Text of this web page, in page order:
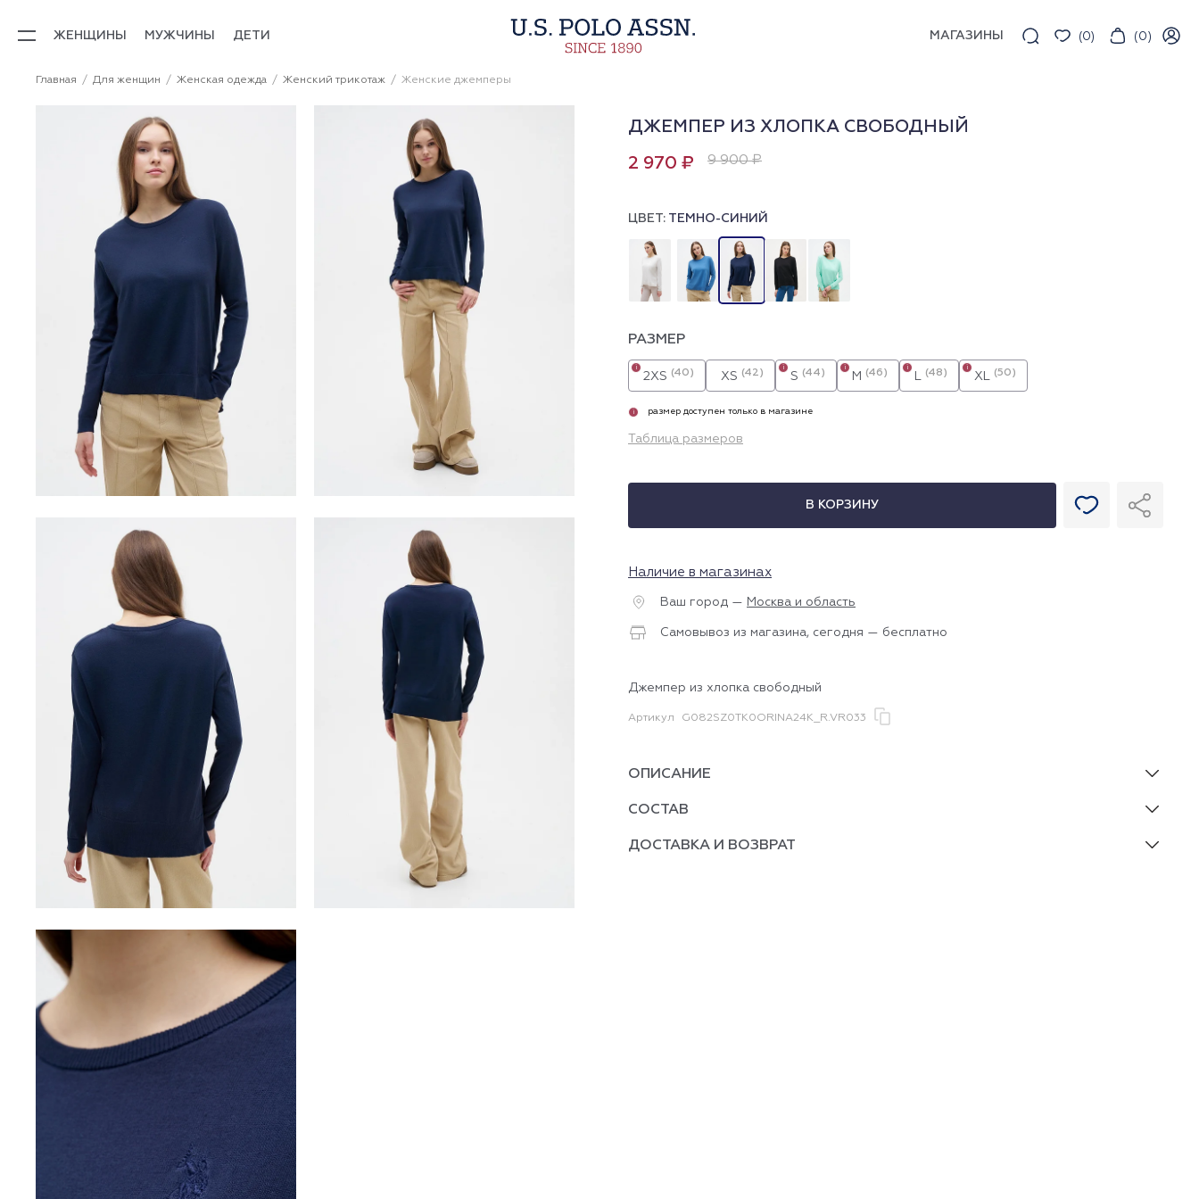
ЖЕНЩИНЫ МУЖЧИНЫ ДЕТИ МАГАЗИНЫ (0) (0)
Главная Для женщин Женская одежда Женский трикотаж Женские джемперы
ДЖЕМПЕР ИЗ ХЛОПКА СВОБОДНЫЙ
2 970 ₽ 9 900 ₽
ЦВЕТ: ТЕМНО-СИНИЙ
РАЗМЕР
2XS (40)
i
XS (42) S (44)
i
M (46)
i
L (48)
i
XL (50)
i
i размер доступен только в магазине
Таблица размеров
В КОРЗИНУ
Наличие в магазинах
Ваш город — Москва и область
Самовывоз из магазина, сегодня — бесплатно
Джемпер из хлопка свободный
Артикул G082SZ0TK0ORINA24K_R.VR033
ОПИСАНИЕ
СОСТАВ
ДОСТАВКА И ВОЗВРАТ